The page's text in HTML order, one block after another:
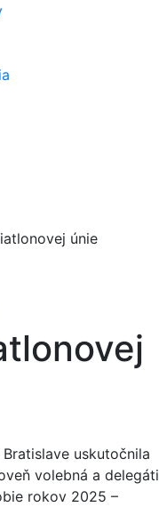
únie
uskutočnila
volebná a delegáti
rokov 2025 –